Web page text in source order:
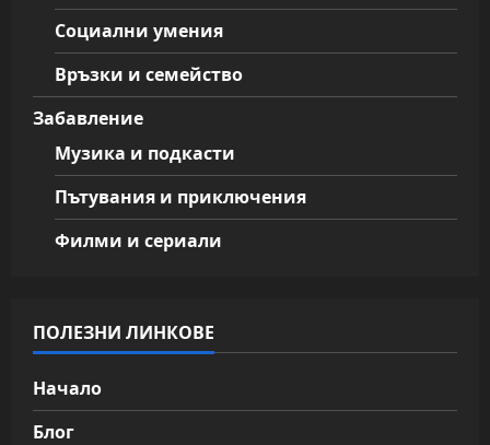
Социални умения
Връзки и семейство
Забавление
Музика и подкасти
Пътувания и приключения
Филми и сериали
ПОЛЕЗНИ ЛИНКОВЕ
Начало
Блог